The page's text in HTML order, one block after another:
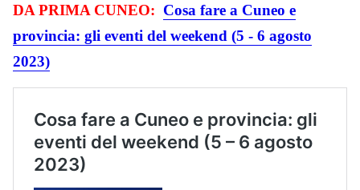
DA PRIMA CUNEO: Cosa fare a Cuneo e
provincia: gli eventi del weekend (5 - 6 agosto
2023)